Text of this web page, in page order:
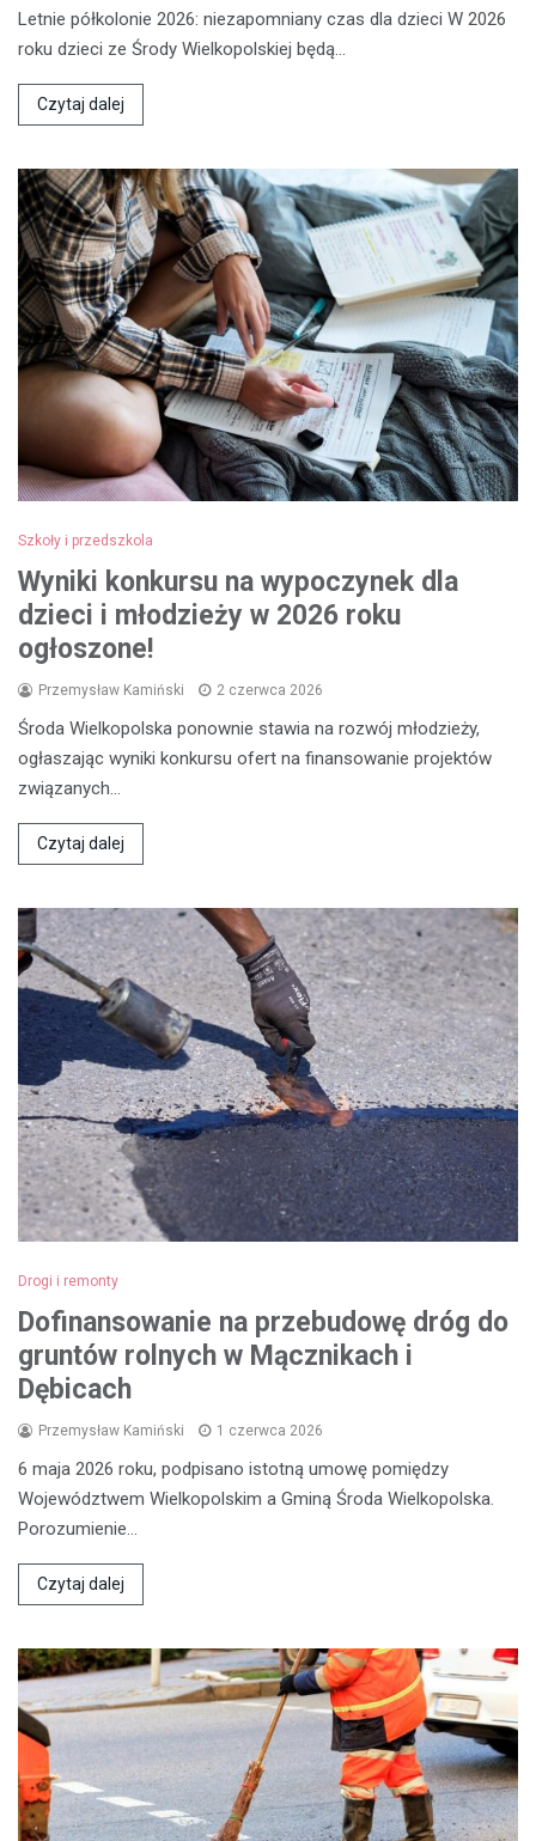
Letnie półkolonie 2026: niezapomniany czas dla dzieci W 2026
roku dzieci ze Środy Wielkopolskiej będą…
Czytaj dalej
Szkoły i przedszkola
Wyniki konkursu na wypoczynek dla
dzieci i młodzieży w 2026 roku
ogłoszone!
Przemysław Kamiński 2 czerwca 2026
Środa Wielkopolska ponownie stawia na rozwój młodzieży,
ogłaszając wyniki konkursu ofert na finansowanie projektów
związanych…
Czytaj dalej
Drogi i remonty
Dofinansowanie na przebudowę dróg do
gruntów rolnych w Mącznikach i
Dębicach
Przemysław Kamiński 1 czerwca 2026
6 maja 2026 roku, podpisano istotną umowę pomiędzy
Województwem Wielkopolskim a Gminą Środa Wielkopolska.
Porozumienie…
Czytaj dalej